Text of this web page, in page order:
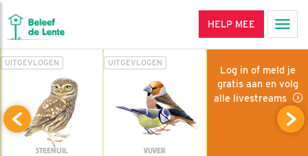
HELP MEE
UITGEVLOGEN
STEENUIL
UITGEVLOGEN
VIJVER
Log in of meld je
gratis aan en volg
alle livestreams